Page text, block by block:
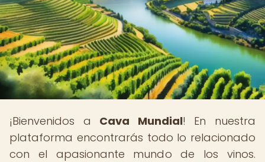
¡Bienvenidos a Cava Mundial! En nuestra
plataforma encontrarás todo lo relacionado
con el apasionante mundo de los vinos.